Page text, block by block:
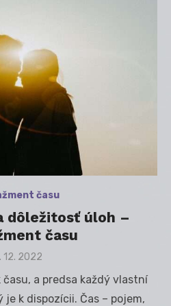
času
dôležitosť úloh –
času
12. 2022
a predsa každý vlastní
k dispozícii. Čas – pojem,